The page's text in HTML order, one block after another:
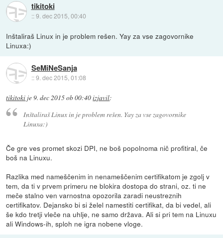
tikitoki
::9. dec 2015, 00:40
Inštaliraš Linux in je problem rešen. Yay za vse zagovornike
Linuxa:)
SeMiNeSanja
::9. dec 2015, 01:08
tikitoki je9. dec 2015 ob 00:40izjavil:
Inštaliraš Linux in je problem rešen. Yay za vse zagovornike
Linuxa:)
Če gre ves promet skozi DPI, ne boš popolnoma nič profitiral, če
boš na Linuxu.
Razlika med nameščenim in nenameščenim certifikatom je zgolj v
tem, da ti v prvem primeru ne blokira dostopa do strani, oz. ti ne
meče stalno ven varnostna opozorila zaradi neustreznih
certifikatov. Dejansko bi si želel namestiti certifikat, da bi vedel, ali
še kdo tretji vleče na uhlje, ne samo država. Ali si pri tem na Linuxu
ali Windows-ih, sploh ne igra nobene vloge.